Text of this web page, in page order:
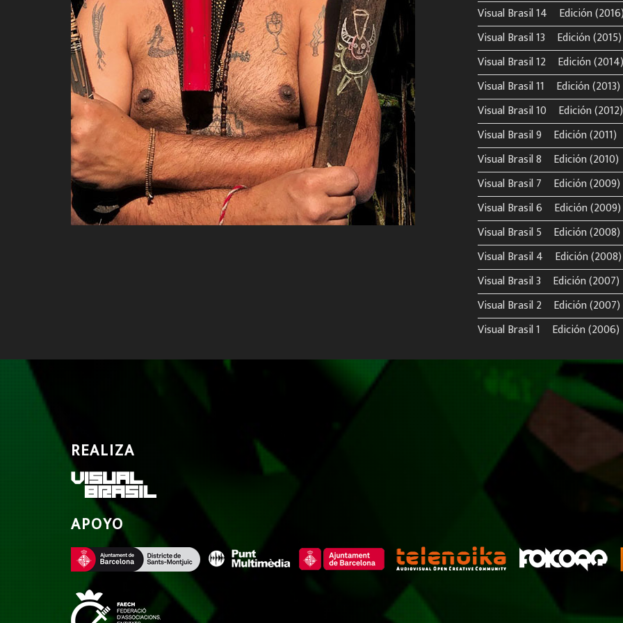
Visual Brasil 14º Edición
Visual Brasil 13º Edición (2015)
Visual Brasil 12º Edición (2014)
Visual Brasil 11º Edición (2013)
Visual Brasil 10º Edición (2012)
Visual Brasil 9º Edición (2011)
Visual Brasil 8º Edición (2010)
Visual Brasil 7º Edición (2009)
Visual Brasil 6º Edición (2009)
Visual Brasil 5º Edición (2008)
Visual Brasil 4º Edición (2008)
Visual Brasil 3º Edición (2007)
Visual Brasil 2º Edición (2007)
Visual Brasil 1º Edición (2006)
REALIZA
APOYO